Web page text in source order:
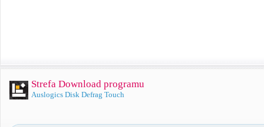
Strefa Download programu
Auslogics Disk Defrag Touch